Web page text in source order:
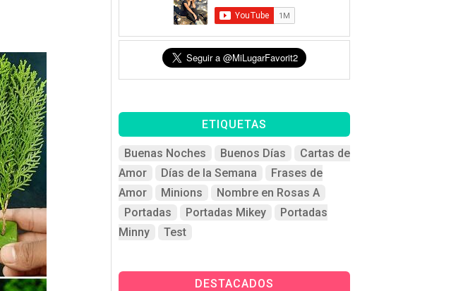
ETIQUETAS
Buenas Noches Buenos Días
Cartas de
Amor
Días de la Semana
Frases de
Amor
Minions
Nombre en Rosas A
Portadas
Portadas Mikey
Portadas
Minny
Test
DESTACADOS